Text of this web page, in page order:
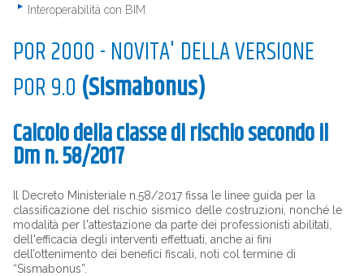
Interoperabilità con BIM
POR 2000 - NOVITA' DELLA VERSIONE
POR 9.0 (Sismabonus)
Calcolo della classe di rischio secondo il
Dm n. 58/2017
Il Decreto Ministeriale n.58/2017 fissa le linee guida per la
classificazione del rischio sismico delle costruzioni, nonché le
modalità per l'attestazione da parte dei professionisti abilitati,
dell'efficacia degli interventi effettuati, anche ai fini
dell’ottenimento dei benefici fiscali, noti col termine di
“Sismabonus”.